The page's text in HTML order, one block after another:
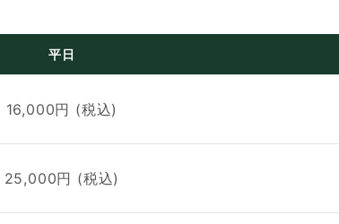
平日
16,000円 (税込)
25,000円 (税込)